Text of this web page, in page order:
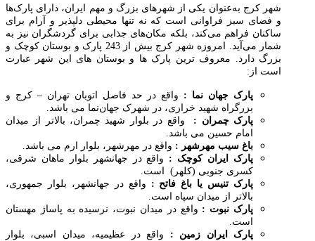
شهر کرج به‌عنوان یکی از شهرهای بزرگ و مهم ایران، دارای پارک‌ها
و فضای سبز فراوانی است که نه تنها محیطی دلپذیر و آرام برای
ساکنان فراهم می‌کند، بلکه مکان‌های جذابی برای گردشگران نیز به
شمار می‌آید. امروزه شهر کرج بیش از 243 پارک و بوستان کوچک و
بزرگ دارد. معروف ترین پارک ها و بوستان های این شهر عبارت
است از:
پارک جهان نما : واقع در حد فاصل اتوبان تهران – کرج و
بزرگراه شهید خرازی، در شهرک جهان‌نما می باشد.
پارک چمران : واقع در بلوار شهید چمران، بالاتر از میدان
امام حسین می باشد.
باغ سیب مهرشهر :‌ واقع در مهرشهر، بلوار ارم می باشد.
پارک ایران کوچک :‌ واقع در جهانشهر بلوار ماهان شرقی،
کسری جنوبی (کلهر) است.
پارک تنیس یا باغ فاتح :‌ واقع در جهانشهر، بلوار جمهوری،
بالاتر از میدان سپاه است.
پارک نبوت :‌ واقع در میدان نبوت، نرسیده به پاساژ مهستان
است.
پارک ایران زمین : واقع در عظیمیه، میدان اسبی، بلوار